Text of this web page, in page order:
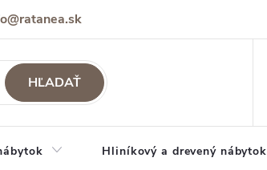
Podmienky ochrany osobných údajov
HĽADAŤ
Hliníkový a drevený nábytok